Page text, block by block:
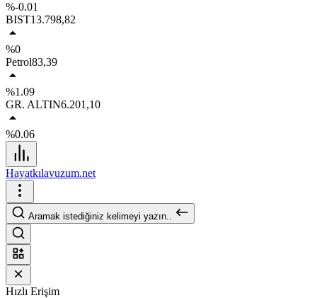
%-0.01
BIST13.798,82
%0
Petrol83,39
%1.09
GR. ALTIN6.201,10
%0.06
Hayatkılavuzum.net
Aramak istediğiniz kelimeyi yazın..
Hızlı Erişim